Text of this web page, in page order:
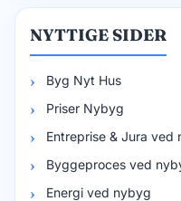
NYTTIGE SIDER
Byg Nyt Hus
Priser Nybyg
Entreprise & Jura ved
Byggeproces ved
Energi ved nybyg